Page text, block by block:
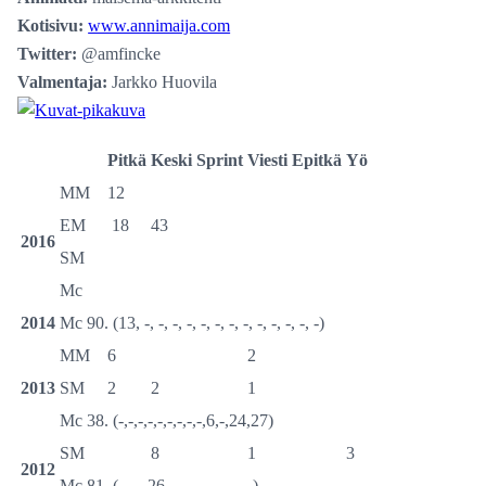
Kotisivu: www.annimaija.com
Twitter: @amfincke
Valmentaja: Jarkko Huovila
Pitkä Keski Sprint Viesti Epitkä Yö
2016
MM
12
EM
18
43
SM
Mc
2014 Mc 90. (13, -, -, -, -, -, -, -, -, -, -, -, -, -)
2013
MM 6
2
SM
2 2
1
Mc 38. (-,-,-,-,-,-,-,-,-,6,-,24,27)
2012
SM 8 1
3